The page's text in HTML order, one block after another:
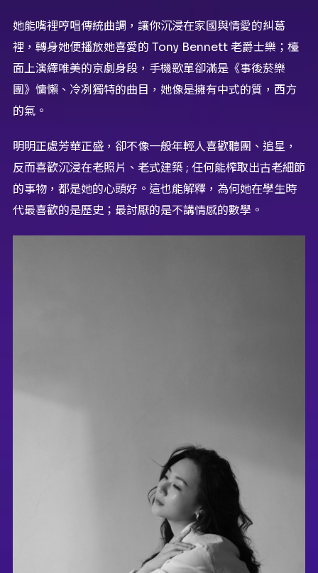
她能嘴裡哼唱傳統曲調，讓你沉浸在家國與情愛的糾葛
裡，轉身她便播放她喜愛的 Tony Bennett 老爵士樂；檯
面上演繹唯美的京劇身段，手機歌單卻滿是《事後菸樂
團》慵懶、冷冽獨特的曲目，她像是擁有中式的質，西方
的氣。
明明正處芳華正盛，卻不像一般年輕人喜歡聽團、追星，
反而喜歡沉浸在老照片、老式建築 ; 任何能榨取出古老細節
的事物，都是她的心頭好。這也能解釋，為何她在學生時
代最喜歡的是歷史；最討厭的是不講情感的數學。